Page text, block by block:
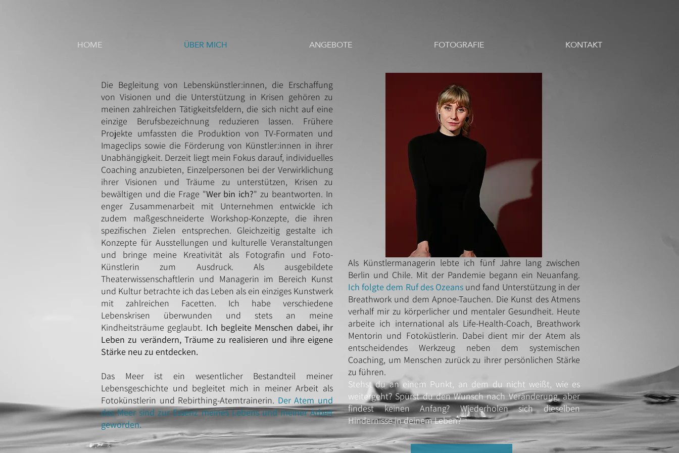
HOME ÜBER MICH ANGEBOTE FOTOGRAFIE KONTAKT
Die Begleitung von Lebenskünstler:innen, die Erschaffung
von Visionen und die Unterstützung in Krisen gehören zu
meinen zahlreichen Tätigkeitsfeldern, die sich nicht auf eine
einzige Berufsbezeichnung reduzieren lassen. Frühere
Projekte umfassten die Produktion von TV-Formaten und
Imageclips sowie die Förderung von Künstler:innen in ihrer
Unabhängigkeit. Derzeit liegt mein Fokus darauf, individuelles
Coaching anzubieten, Einzelpersonen bei der Verwirklichung
ihrer Visionen und Träume zu unterstützen, Krisen zu
bewältigen und die Frage "Wer bin ich?" zu beantworten. In
enger Zusammenarbeit mit Unternehmen entwickle ich
zudem maßgeschneiderte Workshop-Konzepte, die ihren
spezifischen Zielen entsprechen. Gleichzeitig gestalte ich
Konzepte für Ausstellungen und kulturelle Veranstaltungen
und bringe meine Kreativität als Fotografin und Foto-
Künstlerin zum Ausdruck. Als ausgebildete
Theaterwissenschaftlerin und Managerin im Bereich Kunst
und Kultur betrachte ich das Leben als ein einziges Kunstwerk
mit zahlreichen Facetten. Ich habe verschiedene
Lebenskrisen überwunden und stets an meine
Kindheitsträume geglaubt. Ich begleite Menschen dabei, ihr
Leben zu verändern, Träume zu realisieren und ihre eigene
Stärke neu zu entdecken.
Das Meer ist ein wesentlicher Bestandteil meiner
Lebensgeschichte und begleitet mich in meiner Arbeit als
Fotokünstlerin und Rebirthing-Atemtrainerin. Der Atem und
das Meer sind zur Essenz meines Lebens und meiner Arbeit
geworden.
Als Künstlermanagerin lebte ich fünf Jahre lang zwischen
Berlin und Chile. Mit der Pandemie begann ein Neuanfang.
Ich folgte dem Ruf des Ozeans und fand Unterstützung in der
Breathwork und dem Apnoe-Tauchen. Die Kunst des Atmens
verhalf mir zu körperlicher und mentaler Gesundheit. Heute
arbeite ich international als Life-Health-Coach, Breathwork
Mentorin und Fotoküstlerin. Dabei dient mir der Atem als
entscheidendes Werkzeug neben dem systemischen
Coaching, um Menschen zurück zu ihrer persönlichen Stärke
zu führen.
Stehst du an einem Punkt, an dem du nicht weißt, wie es
weitergeht? Spürst du den Wunsch nach Veränderung, aber
findest keinen Anfang? Wiederholen sich dieselben
Hindernisse in deinem Leben?